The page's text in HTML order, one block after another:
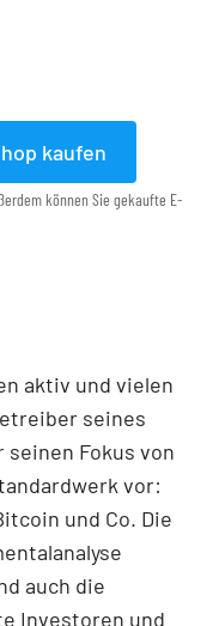
kaufen
können Sie gekaufte E-
aktiv und vielen
seines
seinen Fokus von
vor:
und Co. Die
auch die
Investoren und